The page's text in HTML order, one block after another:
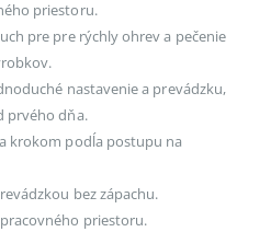
priestoru.
pre pre rýchly ohrev a pečenie
nastavenie a prevádzku,
prvého dňa.
krokom podĺa postupu na
bez zápachu.
priestoru.